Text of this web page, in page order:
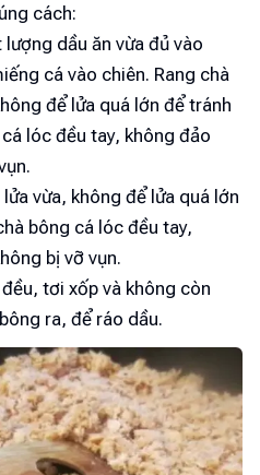
cách:
dầu ăn vừa đủ vào
cá vào chiên. Rang chà
để lửa quá lớn để tránh
lóc đều tay, không đảo
vừa, không để lửa quá lớn
bông cá lóc đều tay,
bị vỡ vụn.
tơi xốp và không còn
ra, để ráo dầu.